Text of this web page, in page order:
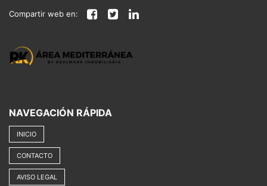
Compartir web en:
NAVEGACIÓN RÁPIDA
INICIO
CONTACTO
AVISO LEGAL